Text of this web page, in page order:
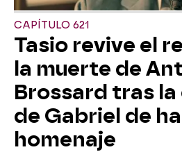
CAPÍTULO 621
Tasio revive el
la muerte de
Brossard tras
de Gabriel de
homenaje